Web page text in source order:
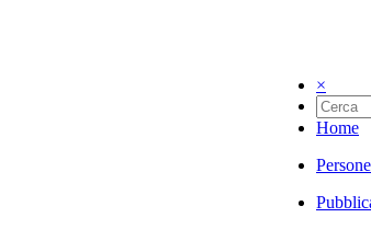
×
Home
Persone